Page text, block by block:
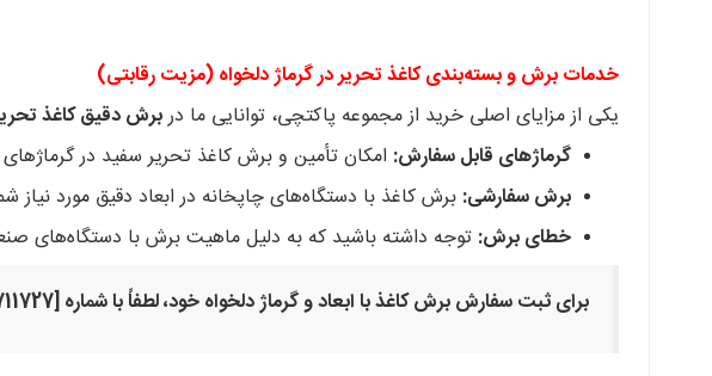
خدمات برش و بسته‌بندی کاغذ تحریر در گرماژ دلخواه (مزیت رقابتی)
یکی از مزایای اصلی خرید از مجموعه پاکتچی، توانایی ما دربرش دقیق کاغذ
گرماژهای قابل سفارش: امکان تأمین و برش کاغذ تحریر سفید در
برش سفارشی: برش کاغذ با دستگاه‌های چاپخانه در ابعاد دقیق مورد
خطای برش: توجه داشته باشید که به دلیل ماهیت برش با دستگاه‌های
برای ثبت سفارش برش کاغذ با ابعاد و گرماژ دلخواه خود، لطفاً با شماره [